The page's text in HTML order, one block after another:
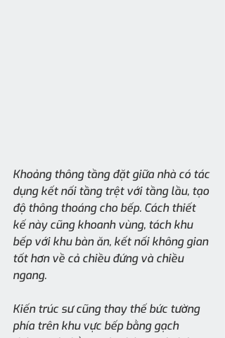
Khoảng thông tầng đặt giữa nhà có tác
dụng kết nối tầng trệt với tầng lầu, tạo
độ thông thoáng cho bếp. Cách thiết
kế này cũng khoanh vùng, tách khu
bếp với khu bàn ăn, kết nối không gian
tốt hơn về cả chiều đứng và chiều
ngang.
Kiến trúc sư cũng thay thế bức tường
phía trên khu vực bếp bằng gạch